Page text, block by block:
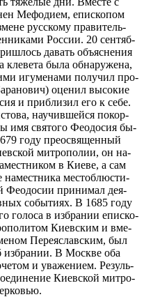
Ме­фо­ди­ем, епи­ско­пом
рус­ско­му пра­ви­тель­
Рос­сии. 20 сен­тяб­
да­вать объ­яс­не­ния
кле­ве­та бы­ла об­на­ру­же­на,
игу­ме­на­ми по­лу­чил про­
оце­нил вы­со­кие
и при­бли­зил его к се­бе.
на­учив­шей­ся по­кор­
имя свя­то­го Фе­о­до­сия бы­
го­ду прео­свя­щен­ный
мит­ро­по­лии, он на­
в Ки­е­ве, а сам
на­мест­ни­ка ме­сто­блю­сти­
Фе­о­до­сии при­ни­мал де­я­
со­бы­ти­ях. В 1685 го­ду
го­ло­са в из­бра­нии епи­ско­
Ки­ев­ским и вме­
Пе­ре­я­с­лав­ским, был
из­бра­нии. В Москве оба
и ува­же­ни­ем. Ре­зуль­
Ки­ев­ской мит­ро­